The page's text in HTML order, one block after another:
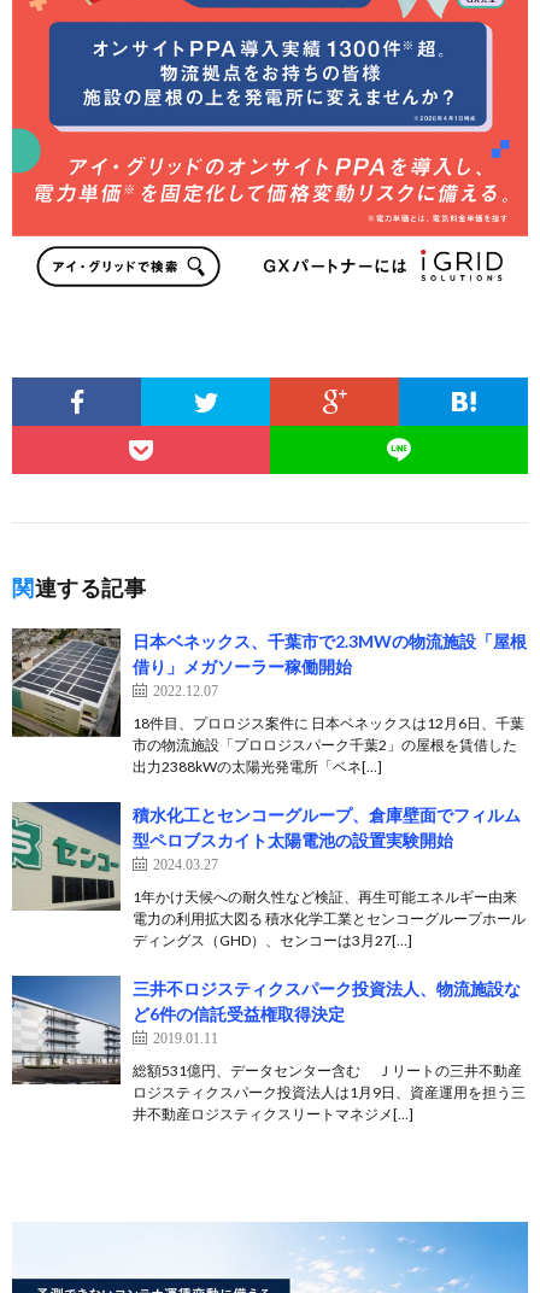
関連する記事
日本ベネックス、千葉市で2.3MWの物流施設「屋根
借り」メガソーラー稼働開始
2022.12.07
18件目、プロロジス案件に 日本ベネックスは12月6日、千葉
市の物流施設「プロロジスパーク千葉2」の屋根を賃借した
出力2388kWの太陽光発電所「ベネ[…]
積水化工とセンコーグループ、倉庫壁面でフィルム
型ペロブスカイト太陽電池の設置実験開始
2024.03.27
1年かけ天候への耐久性など検証、再生可能エネルギー由来
電力の利用拡大図る 積水化学工業とセンコーグループホール
ディングス（GHD）、センコーは3月27[…]
三井不ロジスティクスパーク投資法人、物流施設な
ど6件の信託受益権取得決定
2019.01.11
総額531億円、データセンター含む Ｊリートの三井不動産
ロジスティクスパーク投資法人は1月9日、資産運用を担う三
井不動産ロジスティクスリートマネジメ[…]